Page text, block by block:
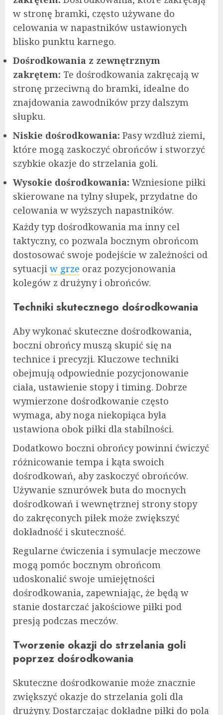
w stronę bramki, często używane do
celowania w napastników ustawionych
blisko punktu karnego.
Dośrodkowania z zewnętrznym
zakrętem: Te dośrodkowania zakręcają w
stronę przeciwną do bramki, idealne do
znajdowania zawodników przy dalszym
słupku.
Niskie dośrodkowania: Pasy wzdłuż ziemi,
które mogą zaskoczyć obrońców i stworzyć
szybkie okazje do strzelania goli.
Wysokie dośrodkowania: Wzniesione piłki
skierowane na tylny słupek, przydatne do
celowania w wyższych napastników.
Każdy typ dośrodkowania ma inny cel
taktyczny, co pozwala bocznym obrońcom
dostosować swoje podejście w zależności od
sytuacji w grze oraz pozycjonowania
kolegów z drużyny i obrońców.
Techniki skutecznego dośrodkowania
Aby wykonać skuteczne dośrodkowania,
boczni obrońcy muszą skupić się na
technice i precyzji. Kluczowe techniki
obejmują odpowiednie pozycjonowanie
ciała, ustawienie stopy i timing. Dobrze
wymierzone dośrodkowanie często
wymaga, aby noga niekopiąca była
ustawiona obok piłki dla stabilności.
Dodatkowo boczni obrońcy powinni ćwiczyć
różnicowanie tempa i kąta swoich
dośrodkowań, aby zaskoczyć obrońców.
Używanie sznurówek buta do mocnych
dośrodkowań i wewnętrznej strony stopy
do zakręconych piłek może zwiększyć
dokładność i skuteczność.
Regularne ćwiczenia i symulacje meczowe
mogą pomóc bocznym obrońcom
udoskonalić swoje umiejętności
dośrodkowania, zapewniając, że będą w
stanie dostarczać jakościowe piłki pod
presją podczas meczów.
Tworzenie okazji do strzelania goli
poprzez dośrodkowania
Skuteczne dośrodkowanie może znacznie
zwiększyć okazje do strzelania goli dla
drużyny. Dostarczając dokładne piłki do pola